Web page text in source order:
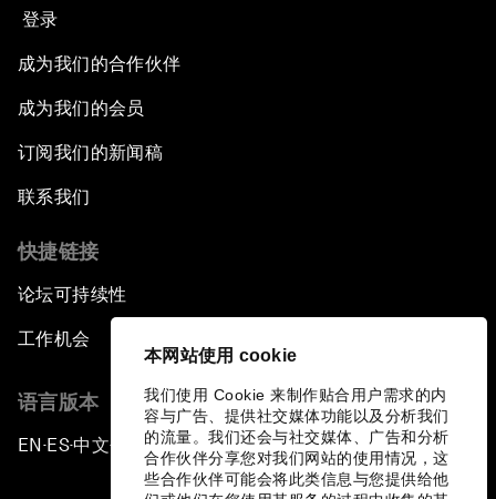
本网站使用 cookie
我们使用 Cookie 来制作贴合用户需求的内
容与广告、提供社交媒体功能以及分析我们
的流量。我们还会与社交媒体、广告和分析
合作伙伴分享您对我们网站的使用情况，这
些合作伙伴可能会将此类信息与您提供给他
登录
成为我们的合作伙伴
成为我们的会员
订阅我们的新闻稿
联系我们
快捷链接
论坛可持续性
工作机会
语言版本
EN ▪ES▪中文▪ 日本語